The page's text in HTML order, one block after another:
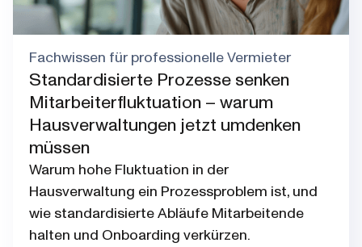
Fachwissen für professionelle Vermieter
Standardisierte Prozesse senken
Mitarbeiterfluktuation – warum
Hausverwaltungen jetzt umdenken
müssen
Warum hohe Fluktuation in der
Hausverwaltung ein Prozessproblem ist, und
wie standardisierte Abläufe Mitarbeitende
halten und Onboarding verkürzen.